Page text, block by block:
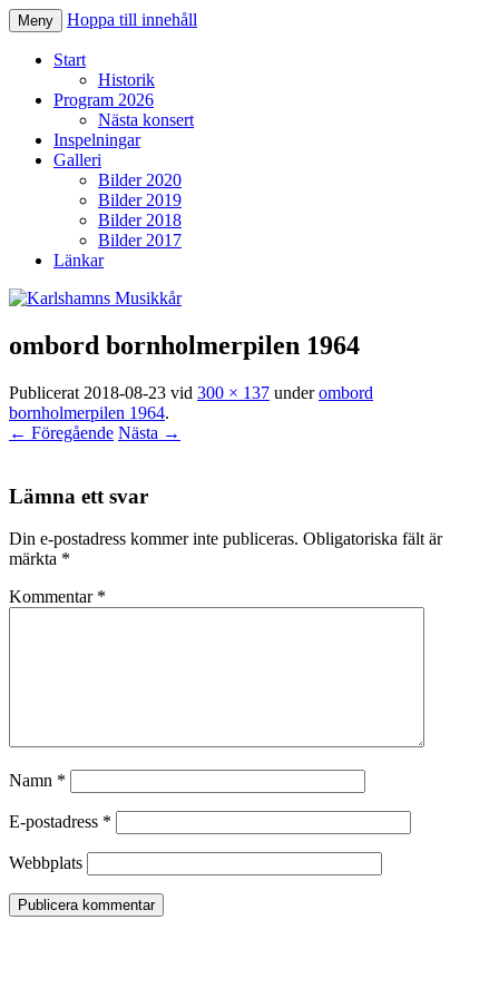
Karlshamns Musikkår
Meny Hoppa till innehåll
Start
Historik
Program 2026
Nästa konsert
Inspelningar
Galleri
Bilder 2020
Bilder 2019
Bilder 2018
Bilder 2017
Länkar
ombord bornholmerpilen 1964
Publicerat 2018-08-23 vid 300 × 137 underombord
bornholmerpilen 1964.
← Föregående Nästa →
Lämna ett svar
Din e-postadress kommer inte publiceras. Obligatoriska fält är
märkta *
Kommentar *
Namn *
E-postadress *
Webbplats